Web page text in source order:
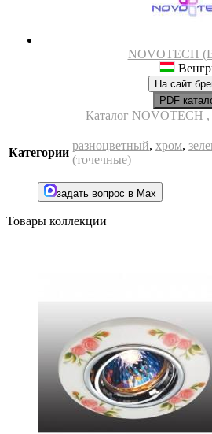
NOVOTECH
На сайт
PDF
Каталог NOVOTECH
Категории
разноцветный, хром,
(точечные)
задать вопрос в Max
Товары коллекции